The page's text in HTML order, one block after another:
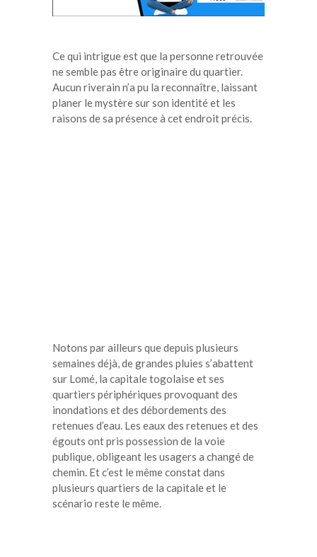
Ce qui intrigue est que la personne retrouvée
ne semble pas être originaire du quartier.
Aucun riverain n’a pu la reconnaître, laissant
planer le mystère sur son identité et les
raisons de sa présence à cet endroit précis.
Notons par ailleurs que depuis plusieurs
semaines déjà, de grandes pluies s’abattent
sur Lomé, la capitale togolaise et ses
quartiers périphériques provoquant des
inondations et des débordements des
retenues d’eau. Les eaux des retenues et des
égouts ont pris possession de la voie
publique, obligeant les usagers a changé de
chemin. Et c’est le même constat dans
plusieurs quartiers de la capitale et le
scénario reste le même.